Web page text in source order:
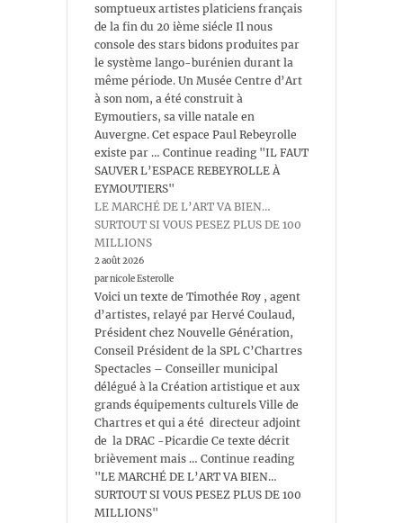
somptueux artistes platiciens français
de la fin du 20 ième siécle Il nous
console des stars bidons produites par
le système lango-burénien durant la
même période. Un Musée Centre d’Art
à son nom, a été construit à
Eymoutiers, sa ville natale en
Auvergne. Cet espace Paul Rebeyrolle
existe par … Continue reading "IL FAUT
SAUVER L’ESPACE REBEYROLLE À
EYMOUTIERS"
LE MARCHÉ DE L’ART VA BIEN…
SURTOUT SI VOUS PESEZ PLUS DE 100
MILLIONS
2 août 2026
par nicole Esterolle
Voici un texte de Timothée Roy , agent
d’artistes, relayé par Hervé Coulaud,
Président chez Nouvelle Génération,
Conseil Président de la SPL C’Chartres
Spectacles – Conseiller municipal
délégué à la Création artistique et aux
grands équipements culturels Ville de
Chartres et qui a été directeur adjoint
de la DRAC -Picardie Ce texte décrit
brièvement mais … Continue reading
"LE MARCHÉ DE L’ART VA BIEN…
SURTOUT SI VOUS PESEZ PLUS DE 100
MILLIONS"